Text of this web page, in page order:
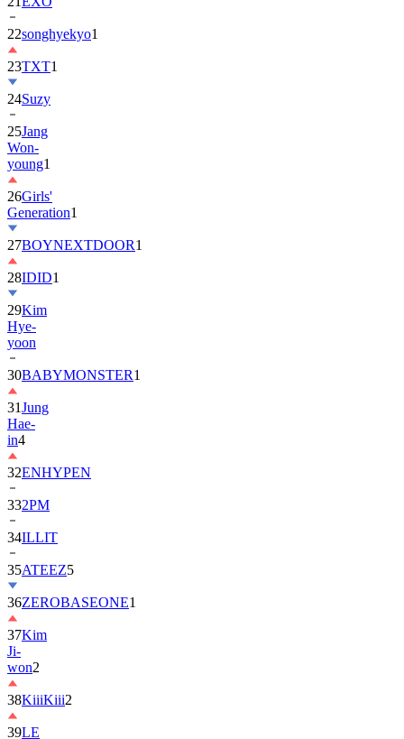
23TXT1
24Suzy
25Jang
Won-
young1
26Girls'
Generation
27BOYNEXTDOOR
28IDID1
29Kim
Hye-
yoon
30BABYMONSTER
31Jung
Hae-
in4
32ENHYPEN
332PM
34ILLIT
35ATEEZ
36ZEROBASEONE
37Kim
Ji-
won2
38KiiiKiii
39LE
SSERAFIM